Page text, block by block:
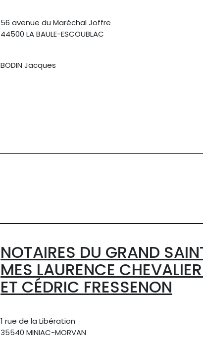
56 avenue du Maréchal Joffre
44500 LA BAULE-ESCOUBLAC
BODIN Jacques
NOTAIRES DU GRAND
MES LAURENCE
ET CÉDRIC FRESSENON
1 rue de la Libération
35540 MINIAC-MORVAN